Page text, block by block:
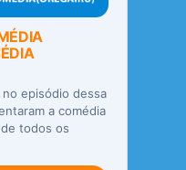
no episódio dessa
a comédia
todos os